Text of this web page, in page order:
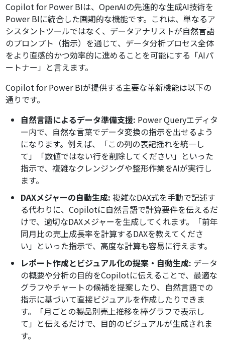
Copilot for Power BIは、OpenAIの先進的な生成AI技術を
Power BIに統合した画期的な機能です。これは、単なるア
シスタントツールではなく、データアナリストが自然言語
のプロンプト（指示）を通じて、データ分析プロセス全体
をより直感的かつ効率的に進めることを可能にする「AIパ
ートナー」と言えます。
Copilot for Power BIが提供する主要な革新機能は以下の
通りです。
自然言語によるデータ準備支援: Power Queryエディタ
ー内で、自然な言葉でデータ変換の指示を出せるよう
になります。例えば、「この列の表記揺れを統一し
て」「数値ではない行を削除してください」といった
指示で、複雑なクレンジングや整形作業をAIが実行し
ます。
DAXメジャーの自動生成: 複雑なDAX式を手動で記述す
る代わりに、Copilotに自然言語で計算要件を伝えるだ
けで、適切なDAXメジャーを生成してくれます。「前年
同月比の売上成長率を計算するDAXを教えてくださ
い」といった指示で、高度な計算も容易に行えます。
レポート作成とビジュアル化の提案・自動生成: データ
の概要や分析の目的をCopilotに伝えることで、最適な
グラフやチャートの候補を提案したり、自然言語での
指示に基づいて直接ビジュアルを作成したりできま
す。「月ごとの製品別売上推移を棒グラフで表示し
て」と伝えるだけで、目的のビジュアルが生成されま
す。